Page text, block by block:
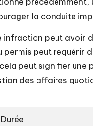
la conduite
peut avoir
permis peut
peut signifier une
des affaires
Durée